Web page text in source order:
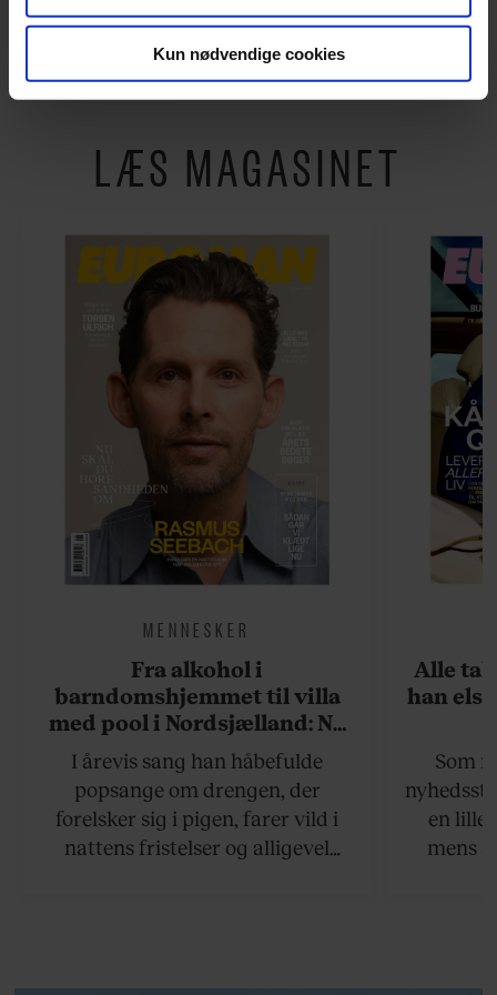
vise dig funktioner i forbindelse med sociale medier.
Du kan til enhver tid trække dit samtykke tilbage via
om vores brug af cookies, samarbejdspartnere og
behandling af dine personoplysninger i forbindelse
Kun nødvendige cookies
LÆS MAGASINET
MENNESKER
Fra alkohol i
barndomshjemmet til villa
med pool i Nordsjælland: Nu
skal du høre sandheden om
Rasmus Seebach
I årevis sang han håbefulde
popsange om drengen, der
forelsker sig i pigen, farer vild i
nattens fristelser og alligevel
Alle
han
Som
en lille
mens